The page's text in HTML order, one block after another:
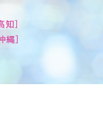
］
］